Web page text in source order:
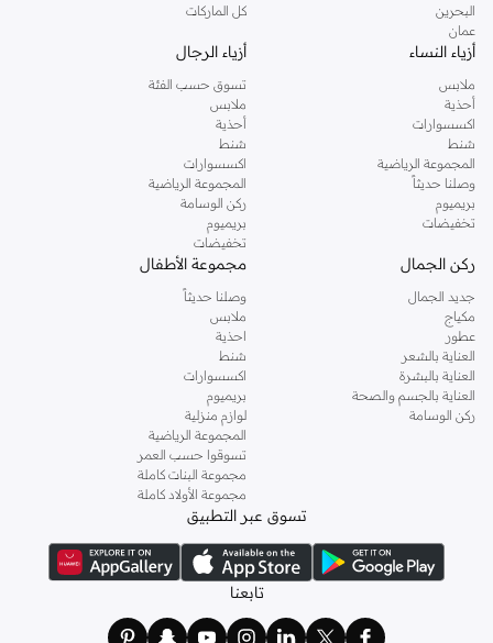
البحرين
عمان
كل الماركات
أزياء النساء
ملابس
أحذية
اكسسوارات
شنط
المجموعة الرياضية
وصلنا حديثاً
بريميوم
تخفيضات
أزياء الرجال
تسوق حسب الفئة
ملابس
أحذية
شنط
اكسسوارات
المجموعة الرياضية
ركن الوسامة
بريميوم
تخفيضات
ركن الجمال
جديد الجمال
مكياج
عطور
العناية بالشعر
العناية بالبشرة
العناية بالجسم والصحة
ركن الوسامة
مجموعة الأطفال
وصلنا حديثاً
ملابس
احذية
شنط
اكسسوارات
بريميوم
لوازم منزلية
المجموعة الرياضية
تسوقوا حسب العمر
مجموعة البنات كاملة
مجموعة الأولاد كاملة
تسوق عبر التطبيق
تابعنا